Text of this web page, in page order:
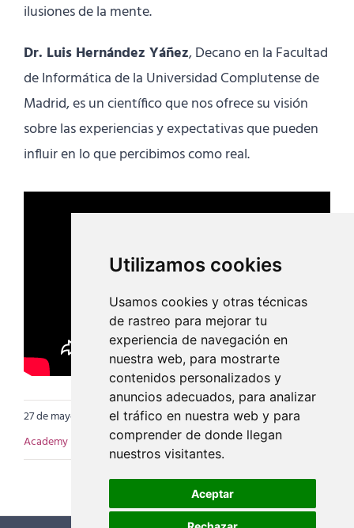
Utilizamos cookies
Usamos cookies y otras técnicas
de rastreo para mejorar tu
experiencia de navegación en
nuestra web, para mostrarte
contenidos personalizados y
anuncios adecuados, para analizar
el tráfico en nuestra web y para
comprender de donde llegan
nuestros visitantes.
Aceptar
ilusiones de la mente.
Dr. Luis Hernández Yáñez, Decano en la Facultad
de Informática de la Universidad Complutense de
Madrid, es un científico que nos ofrece su visión
sobre las experiencias y expectativas que pueden
influir en lo que percibimos como real.
27 de mayo de 2024 Categorías: EIY Academy,Videos EIY
Academy
Etiquetas:deporte,yoga